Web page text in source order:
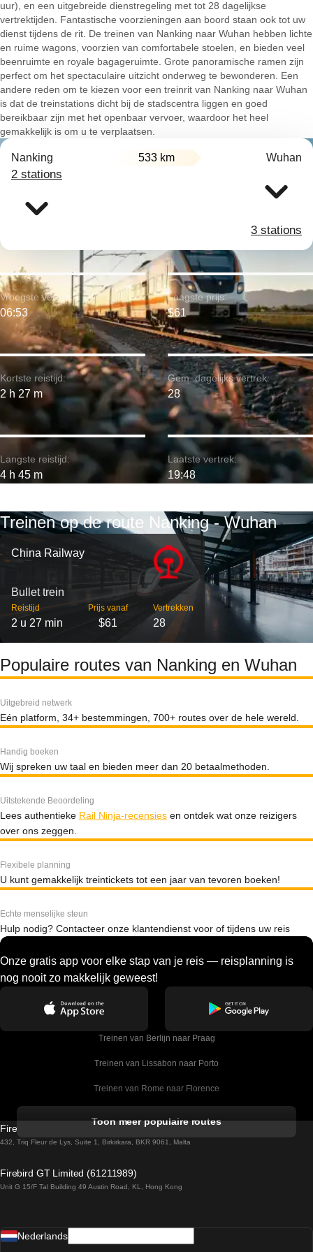
uur), en een uitgebreide dienstregeling met tot 28 dagelijkse
vertrektijden. Fantastische voorzieningen aan boord staan ook tot uw
dienst tijdens de rit. De treinen van Nanking naar Wuhan hebben lichte
en ruime wagons, voorzien van comfortabele stoelen, en bieden veel
beenruimte en royale bagageruimte. Grote panoramische ramen zijn
perfect om het spectaculaire uitzicht onderweg te bewonderen. Een
andere reden om te kiezen voor een treinrit van Nanking naar Wuhan
is dat de treinstations dicht bij de stadscentra liggen en goed
bereikbaar zijn met het openbaar vervoer, waardoor het heel
gemakkelijk is om u te verplaatsen.
Nanking 533 km Wuhan
2 stations
3 stations
Kortste reistijd:
2 h 27 m
Vroegste vertrek:
06:53
Langste reistijd:
4 h 45 m
Laagste prijs:
$61
Gem. dagelijks vertrek:
28
Laatste vertrek:
19:48
Treinen op de route Nanking - Wuhan
China Railway
Bullet trein
Reistijd
2 u 27 min
Prijs vanaf
$61
Vertrekken
28
Populaire routes van Nanking en Wuhan
Uitgebreid netwerk
Eén platform, 34+ bestemmingen, 700+ routes over de hele wereld.
Handig boeken
Wij spreken uw taal en bieden meer dan 20 betaalmethoden.
Uitstekende Beoordeling
Lees authentieke Rail Ninja-recensies en ontdek wat onze reizigers
over ons zeggen.
Flexibele planning
U kunt gemakkelijk treintickets tot een jaar van tevoren boeken!
Echte menselijke steun
Hulp nodig? Contacteer onze klantendienst voor of tijdens uw reis
Onze gratis app voor elke stap van je reis — reisplanning is
nog nooit zo makkelijk geweest!
Treinen van Berlijn naar Praag
Treinen van Lissabon naar Porto
Treinen van Rome naar Florence
Treinen van Sevilla naar Barcelona
Treinen van Praag naar Wenen
Toon meer populaire routes
Firebird GT Limited (OC 1451)
432, Triq Fleur de Lys, Suite 1, Birkirkara, BKR 9061, Malta
Firebird GT Limited (61211989)
Unit G 15/F Tal Building 49 Austin Road, KL, Hong Kong
Nederlands